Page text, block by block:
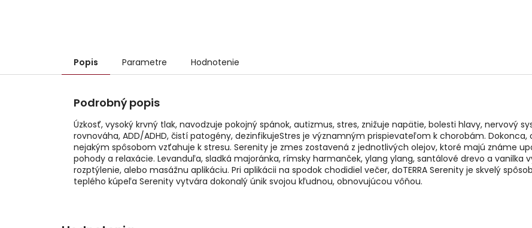
Popis Parametre Hodnotenie
Podrobný popis
Úzkosť, vysoký krvný tlak, navodzuje pokojný spánok, autizmus, stres, znižuje napätie, bolesti hlavy, nervový
rovnováha, ADD/ADHD, čistí patogény, dezinfikujeStres je významným prispievateľom k chorobám.
nejakým spôsobom vzťahuje k stresu. Serenity je zmes zostavená z jednotlivých olejov, ktoré majú známe
pohody a relaxácie. Levanduľa, sladká majoránka, rímsky harmanček, ylang ylang, santálové drevo a
rozptýlenie, alebo masážnu aplikáciu. Pri aplikácii na spodok chodidiel večer, doTERRA Serenity je skvelý
teplého kúpeľa Serenity vytvára dokonalý únik svojou kľudnou, obnovujúcou vôňou.